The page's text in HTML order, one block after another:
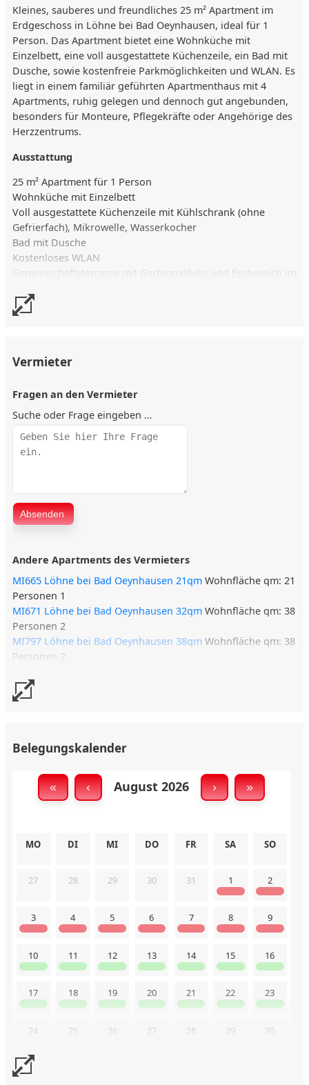
Kleines, sauberes und freundliches 25 m² Apartment im
Erdgeschoss in Löhne bei Bad Oeynhausen, ideal für 1
Person. Das Apartment bietet eine Wohnküche mit
Einzelbett, eine voll ausgestattete Küchenzeile, ein Bad mit
Dusche, sowie kostenfreie Parkmöglichkeiten und WLAN. Es
liegt in einem familiär geführten Apartmenthaus mit 4
Apartments, ruhig gelegen und dennoch gut angebunden,
besonders für Monteure, Pflegekräfte oder Angehörige des
Herzzentrums.
Ausstattung
25 m² Apartment für 1 Person
Wohnküche mit Einzelbett
Voll ausgestattete Küchenzeile mit Kühlschrank (ohne
Gefrierfach), Mikrowelle, Wasserkocher
Bad mit Dusche
Kostenloses WLAN
Gemeinschaftsterrasse mit Gartenmöbeln und Essbereich im
Waschmaschine und Trockner (mit Münzeinwurf)
Fernseher mit Satellitenempfang
Lage
Gute Verkehrsanbindung über B611 zur A2
Ideal für Monteure, Pflegekräfte und Angehörige des
Herzzentrums
Familiär geführtes Apartmenthaus mit insgesamt 4
Apartments
Frisch renoviert im Jahr 2024
Vermieter sorgt für eine angenehme Atmosphäre für Kurz-
Perfekte Unterkunft für alle, die in Löhne übernachten
Vermieter
Fragen an den Vermieter
Suche oder Frage eingeben …
Andere Apartments des Vermieters
MI665 Löhne bei Bad Oeynhausen 21qm Wohnfläche qm: 21
Personen 1
MI671 Löhne bei Bad Oeynhausen 32qm Wohnfläche qm: 38
Personen 2
MI797 Löhne bei Bad Oeynhausen 38qm Wohnfläche qm: 38
Personen 2
Belegungskalender
« ‹ August 2026 › »
MO DI MI DO FR SA SO
27 28 29 30 31 1 2
3 4 5 6 7 8 9
10 11 12 13 14 15 16
17 18 19 20 21 22 23
24 25 26 27 28 29 30